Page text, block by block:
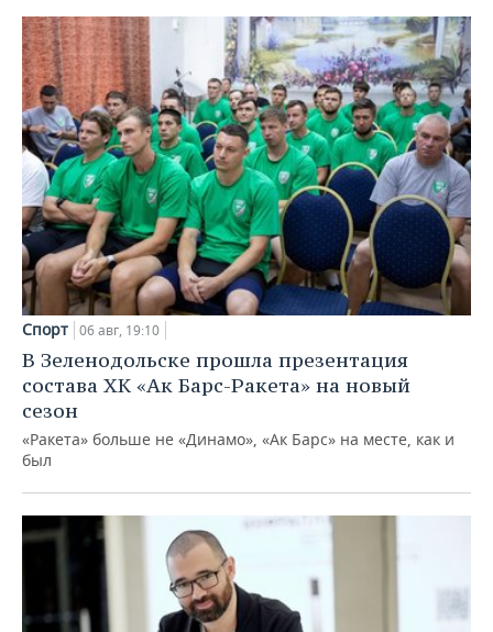
Спорт 06 авг, 19:10
В Зеленодольске прошла презентация
состава ХК «Ак Барс-Ракета» на новый
сезон
«Ракета» больше не «Динамо», «Ак Барс» на месте, как и
был